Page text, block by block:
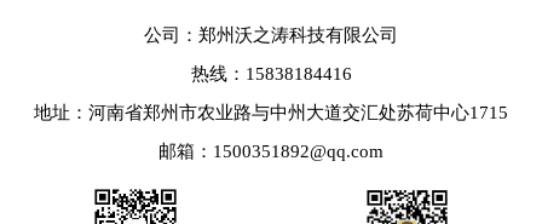
公司：郑州沃之涛科技有限公司
热线：15838184416
地址：河南省郑州市农业路与中州大道交汇处苏荷中心1715
邮箱：1500351892@qq.com